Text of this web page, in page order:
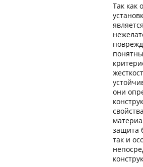
Так как
они
защита
так и